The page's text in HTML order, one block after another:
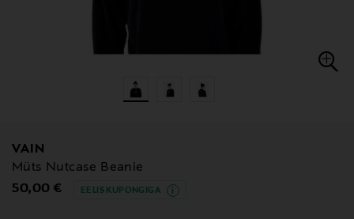
VAIN
Müts Nutcase Beanie
Original Price
50,00 € EELIS KUPONGIGA